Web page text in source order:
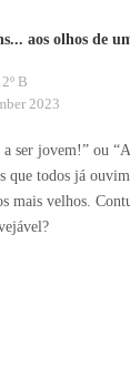
aos olhos de
B
2023
ser jovem!” ou
que todos já
mais velhos.